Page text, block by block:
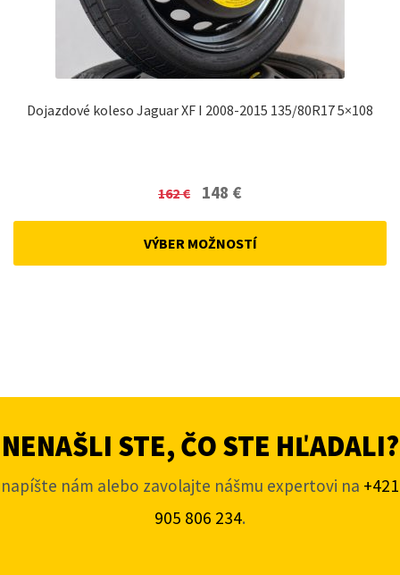
Dojazdové koleso Jaguar XF I 2008-2015 135/80R17 5×108
162€
Original
was:
148 €Current
VÝBER MOŽNOSTÍ
NENAŠLI STE, ČO STE HĽADALI?
napíšte nám alebo zavolajte nášmu expertovi na +421
905 806 234.